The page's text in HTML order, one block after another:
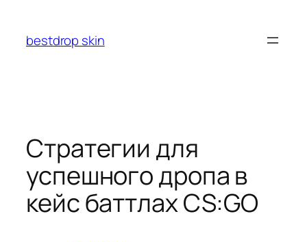
содержимому
bestdrop skin
Стратегии для
успешного дропа в
кейс баттлах CS:GO